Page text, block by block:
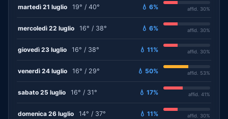
martedì 21 luglio 19° / 40° 💧 6% affid. 30%
mercoledì 22 luglio 16° / 38° 💧 6% affid. 30%
giovedì 23 luglio 16° / 38° 💧 11% affid. 30%
venerdì 24 luglio 16° / 29° 💧 50% affid. 53%
sabato 25 luglio 16° / 31° 💧 17% affid. 41%
domenica 26 luglio 14° / 37° 💧 11% affid. 30%